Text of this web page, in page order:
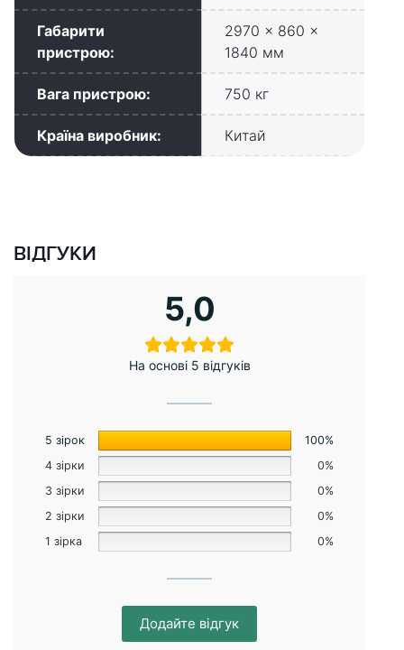
Габарити
пристрою:
2970 × 860 ×
1840 мм
Вага пристрою: 750 кг
Країна виробник: Китай
ВІДГУКИ
5,0
На основі 5 відгуків
5 зірок
100%
4 зірки
0%
3 зірки
0%
2 зірки
0%
1 зірка
0%
Додайте відгук